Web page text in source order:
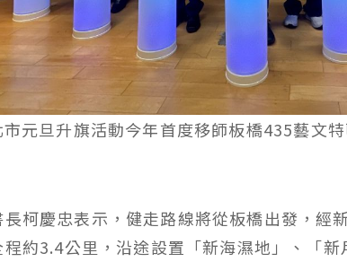
元旦升旗活動今年首度移師板橋435藝文
長柯慶忠表示，健走路線將從板橋出發，經
約3.4公里，沿途設置「新海濕地」、「